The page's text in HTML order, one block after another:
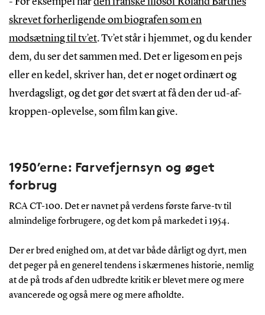
skrevet forherligende om biografen som en
modsætning til tv’et. Tv’et står i hjemmet, og du kender
dem, du ser det sammen med. Det er ligesom en pejs
eller en kedel, skriver han, det er noget ordinært og
hverdagsligt, og det gør det svært at få den der ud-af-
kroppen-oplevelse, som film kan give.
1950’erne: Farvefjernsyn og øget
forbrug
RCA CT-100. Det er navnet på verdens første farve-tv til
almindelige forbrugere, og det kom på markedet i 1954.
Der er bred enighed om, at det var både dårligt og dyrt, men
det peger på en generel tendens i skærmenes historie, nemlig
at de på trods af den udbredte kritik er blevet mere og mere
avancerede og også mere og mere afholdte.